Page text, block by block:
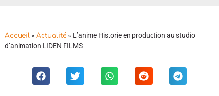
Accueil » Actualité » L’anime Historie en production au studio
d’animation LIDEN FILMS